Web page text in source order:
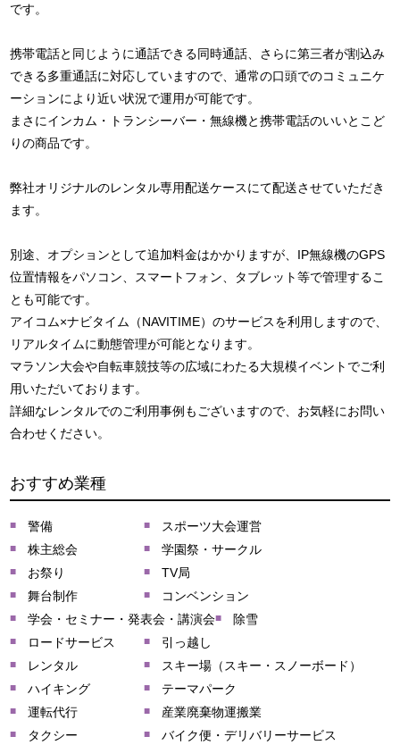
です。
携帯電話と同じように通話できる同時通話、さらに第三者が割込み
できる多重通話に対応していますので、通常の口頭でのコミュニケ
ーションにより近い状況で運用が可能です。
まさにインカム・トランシーバー・無線機と携帯電話のいいとこど
りの商品です。
弊社オリジナルのレンタル専用配送ケースにて配送させていただき
ます。
別途、オプションとして追加料金はかかりますが、IP無線機のGPS
位置情報をパソコン、スマートフォン、タブレット等で管理するこ
とも可能です。
アイコム×ナビタイム（NAVITIME）のサービスを利用しますので、
リアルタイムに動態管理が可能となります。
マラソン大会や自転車競技等の広域にわたる大規模イベントでご利
用いただいております。
詳細なレンタルでのご利用事例もございますので、お気軽にお問い
合わせください。
おすすめ業種
警備
スポーツ大会運営
株主総会
学園祭・サークル
お祭り
TV局
舞台制作
コンベンション
学会・セミナー・発表会・講演会
除雪
ロードサービス
引っ越し
レンタル
スキー場（スキー・スノーボード）
ハイキング
テーマパーク
運転代行
産業廃棄物運搬業
タクシー
バイク便・デリバリーサービス